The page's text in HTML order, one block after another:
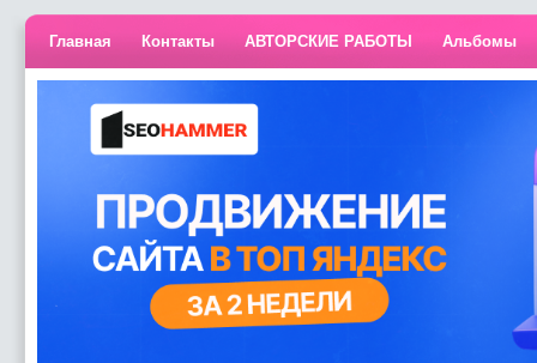
Главная Контакты АВТОРСКИЕ РАБОТЫ Альбомы